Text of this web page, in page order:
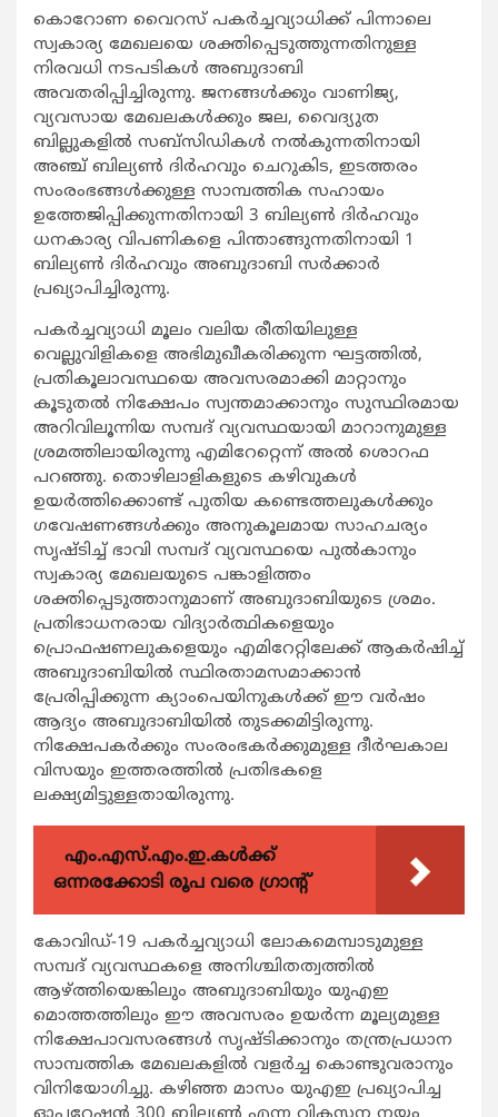
കൊറോണ വൈറസ് പകര്‍ച്ചവ്യാധിക്ക് പിന്നാലെ
സ്വകാര്യ മേഖലയെ ശക്തിപ്പെടുത്തുന്നതിനുള്ള
നിരവധി നടപടികള്‍ അബുദാബി
അവതരിപ്പിച്ചിരുന്നു. ജനങ്ങള്‍ക്കും വാണിജ്യ,
വ്യവസായ മേഖലകള്‍ക്കും ജല, വൈദ്യുത
ബില്ലുകളില്‍ സബ്‌സിഡികള്‍ നല്‍കുന്നതിനായി
അഞ്ച് ബില്യണ്‍ ദിര്‍ഹവും ചെറുകിട, ഇടത്തരം
സംരംഭങ്ങള്‍ക്കുള്ള സാമ്പത്തിക സഹായം
ഉത്തേജിപ്പിക്കുന്നതിനായി 3 ബില്യണ്‍ ദിര്‍ഹവും
ധനകാര്യ വിപണികളെ പിന്താങ്ങുന്നതിനായി 1
ബില്യണ്‍ ദിര്‍ഹവും അബുദാബി സര്‍ക്കാര്‍
പ്രഖ്യാപിച്ചിരുന്നു.
പകര്‍ച്ചവ്യാധി മൂലം വലിയ രീതിയിലുള്ള
വെല്ലുവിളികളെ അഭിമുഖീകരിക്കുന്ന ഘട്ടത്തില്‍,
പ്രതികൂലാവസ്ഥയെ അവസരമാക്കി മാറ്റാനും
കൂടുതല്‍ നിക്ഷേപം സ്വന്തമാക്കാനും സുസ്ഥിരമായ
അറിവിലൂന്നിയ സമ്പദ് വ്യവസ്ഥയായി മാറാനുമുള്ള
ശ്രമത്തിലായിരുന്നു എമിറേറ്റെന്ന് അല്‍ ശൊറഫ
പറഞ്ഞു. തൊഴിലാളികളുടെ കഴിവുകള്‍
ഉയര്‍ത്തിക്കൊണ്ട് പുതിയ കണ്ടെത്തലുകള്‍ക്കും
ഗവേഷണങ്ങള്‍ക്കും അനുകൂലമായ സാഹചര്യം
സൃഷ്ടിച്ച് ഭാവി സമ്പദ് വ്യവസ്ഥയെ പുല്‍കാനും
സ്വകാര്യ മേഖലയുടെ പങ്കാളിത്തം
ശക്തിപ്പെടുത്താനുമാണ് അബുദാബിയുടെ ശ്രമം.
പ്രതിഭാധനരായ വിദ്യാര്‍ത്ഥികളെയും
പ്രൊഫഷണലുകളെയും എമിറേറ്റിലേക്ക് ആകര്‍ഷിച്ച്
അബുദാബിയില്‍ സ്ഥിരതാമസമാക്കാന്‍
പ്രേരിപ്പിക്കുന്ന ക്യാംപെയിനുകള്‍ക്ക് ഈ വര്‍ഷം
ആദ്യം അബുദാബിയില്‍ തുടക്കമിട്ടിരുന്നു.
നിക്ഷേപകര്‍ക്കും സംരംഭകര്‍ക്കുമുള്ള ദീര്‍ഘകാല
വിസയും ഇത്തരത്തില്‍ പ്രതിഭകളെ
ലക്ഷ്യമിട്ടുള്ളതായിരുന്നു.
എം.എസ്.എം.ഇ.കൾക്ക്
ഒന്നരക്കോടി രൂപ വരെ ഗ്രാന്റ്
കോവിഡ്-19 പകര്‍ച്ചവ്യാധി ലോകമെമ്പാടുമുള്ള
സമ്പദ് വ്യവസ്ഥകളെ അനിശ്ചിതത്വത്തില്‍
ആഴ്ത്തിയെങ്കിലും അബുദാബിയും യുഎഇ
മൊത്തത്തിലും ഈ അവസരം ഉയര്‍ന്ന മൂല്യമുള്ള
നിക്ഷേപാവസരങ്ങള്‍ സൃഷ്ടിക്കാനും തന്ത്രപ്രധാന
സാമ്പത്തിക മേഖലകളില്‍ വളര്‍ച്ച കൊണ്ടുവരാനും
വിനിയോഗിച്ചു. കഴിഞ്ഞ മാസം യുഎഇ പ്രഖ്യാപിച്ച